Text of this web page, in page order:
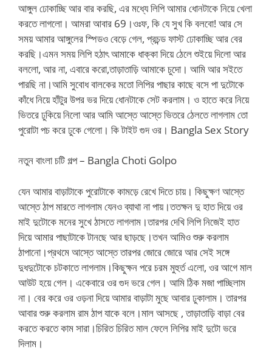
আঙ্গুল ঢোকাচ্ছি আর বার করছি, এর মধ্যে লিপি আমার ধোনটাকে নিয়ে খেলা
করতে লাগলো। আমরা আবার 69।ওঃফ, কি যে সুখ কি বলবো! আর সে
সময় আমার আঙ্গুলের স্পিডও বেড়ে গেল, প্রচন্ড ফাস্ট ঢোকাচ্ছি আর বের
করছি।এমন সময় লিপি হঠাৎ আমাকে ধাক্কা দিয়ে ঠেলে শুইয়ে দিলো আর
বললো, আর না, এবারে করো,তাড়াতাড়ি আমাকে চুদো। আমি আর সইতে
পারছি না।আমি সুবোধ বালকের মতো লিপির পাছার কাছে বসে পা দুটোকে
কাঁধে নিয়ে হাঁটুর উপর ভর দিয়ে ধোনটাকে সেট করলাম। ও হাতে করে নিয়ে
ভিতরে ঢুকিয়ে নিলো আর আমি আস্তে আস্তে ভিতরে ঠেলতে লাগলাম তো
পুরোটা পচ করে ঢুকে গেলো। কি টাইট গুদ ওর। Bangla Sex Story
নতুন বাংলা চটি গল্প – Bangla Choti Golpo
যেন আমার বাড়াটাকে পুরোটাকে কামড়ে রেখে দিতে চায়। কিছুক্ষণ আস্তে
আস্তে ঠাপ মারতে লাগলাম যেনও ব্যাথা না পায়।ততক্ষন দু হাত দিয়ে ওর
মাই দুটোকে মনের সুখে ঠাসতে লাগলাম।তারপর দেখি লিপি নিজেই হাত
দিয়ে আমার পাছাটাকে টানছে আর ছাড়ছে।তখন আমিও শুরু করলাম
ঠাপানো।প্রথমে আস্তে আস্তে তারপর জোরে জোরে আর সেই সঙ্গে
দুধদুটোকে চটকাতে লাগলাম।কিছুক্ষন পরে চরম মুহুর্ত এলো, ওর আগে মাল
আউট হয়ে গেল। একেবারে ওর গুদ ভরে গেল। আমি ঠিক মজা পাচ্ছিলাম
না। বের করে ওর ওড়না দিয়ে আমার বাড়াটা মুছে আবার ঢুকালাম। তারপর
আবার শুরু করলাম রাম ঠাপ যাকে বলে।মাল আসছে , তাড়াতাড়ি বাড়া বের
করতে করতে কাম সারা।চিরিত চিরিত মাল ফেলে লিপির মাই দুটো ভরে
দিলাম।